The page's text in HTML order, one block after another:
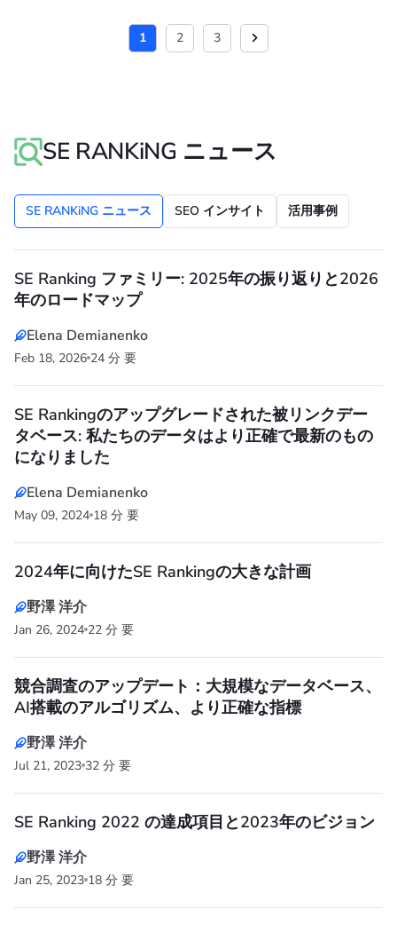
1 2 3
SE RANKiNG ニュース
SE RANKiNG ニュース SEO インサイト 活用事例
SE Ranking ファミリー: 2025年の振り返りと2026
年のロードマップ
Elena Demianenko
Feb 18, 2026 24 分 要
SE Rankingのアップグレードされた被リンクデー
タベース: 私たちのデータはより正確で最新のもの
になりました
Elena Demianenko
May 09, 2024 18 分 要
2024年に向けたSE Rankingの大きな計画
野澤 洋介
Jan 26, 2024 22 分 要
競合調査のアップデート：大規模なデータベース、
AI搭載のアルゴリズム、より正確な指標
野澤 洋介
Jul 21, 2023 32 分 要
SE Ranking 2022 の達成項目と2023年のビジョン
野澤 洋介
Jan 25, 2023 18 分 要